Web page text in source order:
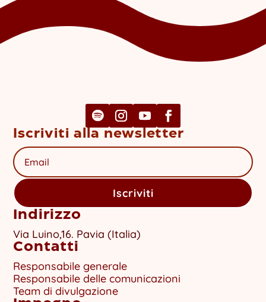
Iscriviti alla newsletter
Iscriviti
Indirizzo
Via Luino,16. Pavia (Italia)
Contatti
Responsabile generale
Responsabile delle comunicazioni
Team di divulgazione